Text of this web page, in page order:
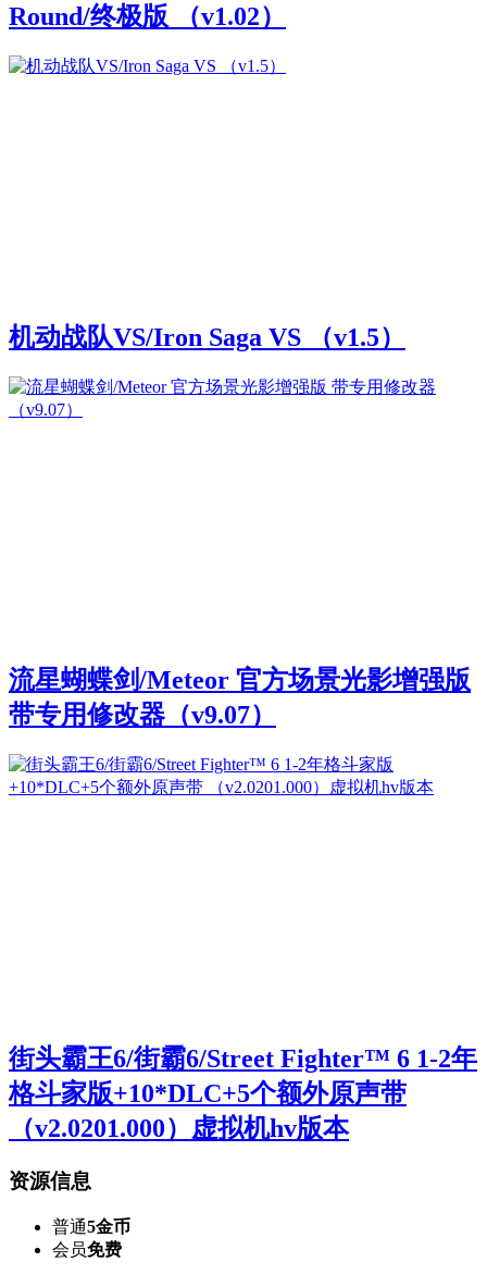
Round/终极版 （v1.02）
机动战队VS/Iron Saga VS （v1.5）
流星蝴蝶剑/Meteor 官方场景光影增强版
带专用修改器（v9.07）
街头霸王6/街霸6/Street Fighter™ 6 1-2年
格斗家版+10*DLC+5个额外原声带
（v2.0201.000）虚拟机hv版本
资源信息
普通5金币
会员免费